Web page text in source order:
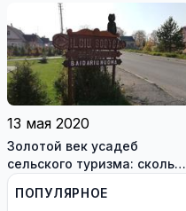
13 мая 2020
Золотой век усадеб
сельского туризма: сколько
стоит отдых в литовской
деревне
ПОПУЛЯРНОЕ